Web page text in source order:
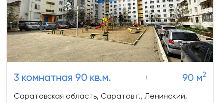
3 комнатная 90 кв.м. 90 м2
Саратовская область, Саратов г., Ленинский,